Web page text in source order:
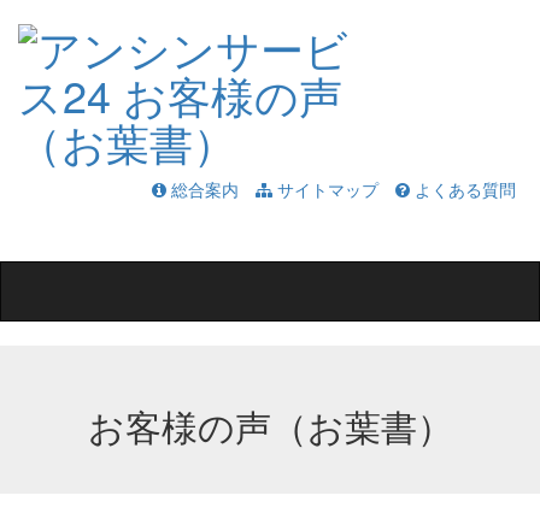
総合案内 サイトマップ
よくある質問
お客様の声（お葉書）